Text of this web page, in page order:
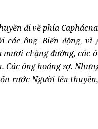
đi về phía
các ông. Biển động, vì
chặng đường, các
Các ông hoảng sợ.
rước Người lên